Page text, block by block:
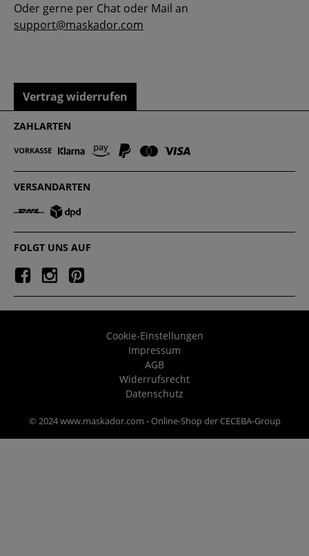
Oder gerne per Chat oder Mail an
support@maskador.com
Vertrag widerrufen
ZAHLARTEN
VERSANDARTEN
FOLGT UNS AUF
Cookie-Einstellungen
Impressum
AGB
Widerrufsrecht
Datenschutz
© 2024 www.maskador.com - Online-Shop der CECEBA-Group